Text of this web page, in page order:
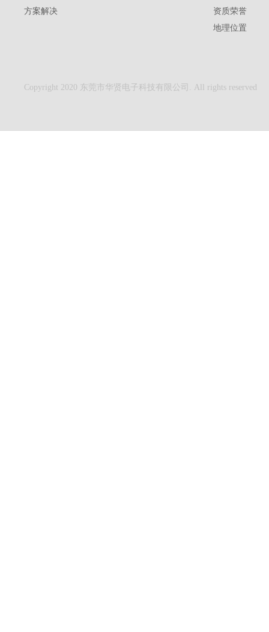
方案解决
资质荣誉
地理位置
Copyright 2020 东莞市华贤电子科技有限公司. All rights reserved